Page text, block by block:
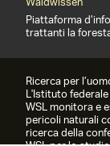
Piattaforma
trattanti la
Ricerca per
L'Istituto
WSL monitora e
pericoli naturali
ricerca della